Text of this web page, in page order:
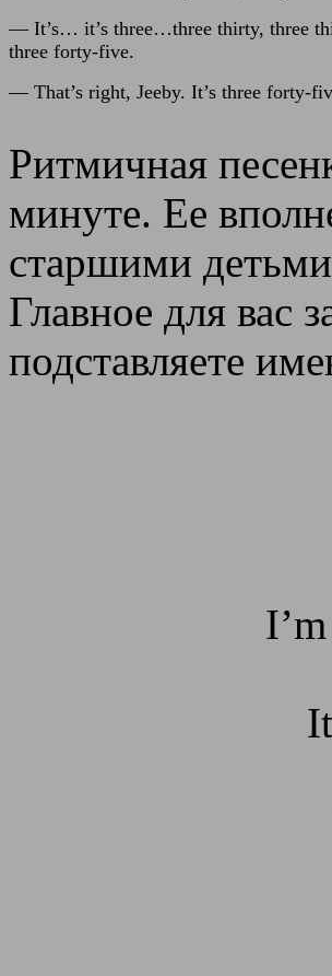
— It’s… it’s three…three thirty, three
three forty-five.
— That’s right, Jeeby. It’s three forty-
Ритмичная
минуте. Ее
старшими
Главное для вас
подставляете